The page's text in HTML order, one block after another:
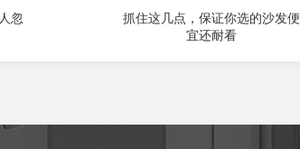
忽
抓住这几点，保证你选的沙发便
宜还耐看